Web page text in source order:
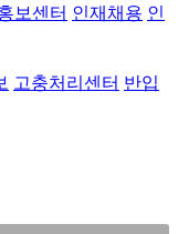
보센터 인재채용 인
고충처리센터 반입